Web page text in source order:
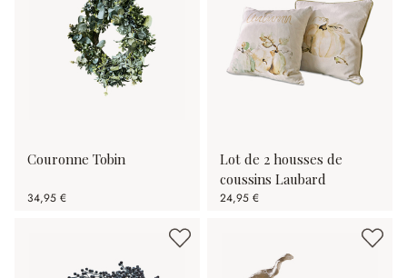
Couronne Tobin
34,95 €
Lot de 2 housses de
coussins Laubard
24,95 €